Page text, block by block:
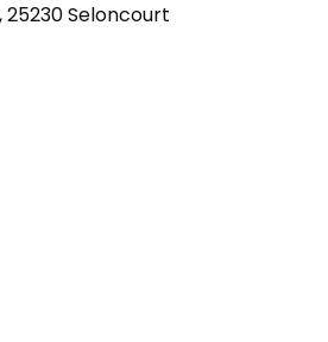
25230 Seloncourt